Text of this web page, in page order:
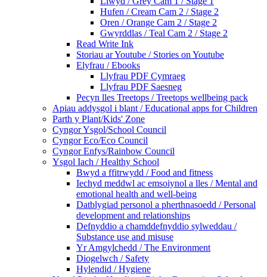
Hufen / Cream Cam 2 / Stage 2
Oren / Orange Cam 2 / Stage 2
Gwyrddlas / Teal Cam 2 / Stage 2
Read Write Ink
Storiau ar Youtube / Stories on Youtube
Elyfrau / Ebooks
Llyfrau PDF Cymraeg
Llyfrau PDF Saesneg
Pecyn lles Treetops / Treetops wellbeing pack
Apiau addysgol i blant / Educational apps for Children
Parth y Plant/Kids' Zone
Cyngor Ysgol/School Council
Cyngor Eco/Eco Council
Cyngor Enfys/Rainbow Council
Ysgol Iach / Healthy School
Bwyd a ffitrwydd / Food and fitness
Iechyd meddwl ac emsoiynol a lles / Mental and
emotional health and well-being
Datblygiad personol a pherthnasoedd / Personal
development and relationships
Defnyddio a chamddefnyddio sylweddau /
Substance use and misuse
Yr Amgylchedd / The Environment
Diogelwch / Safety
Hylendid / Hygiene